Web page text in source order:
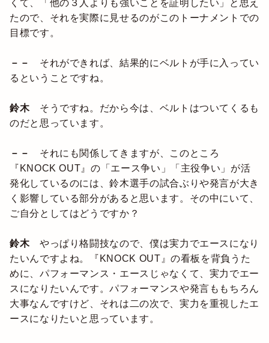
くて、「他の３人よりも強いことを証明したい」と思え
たので、それを実際に見せるのがこのトーナメントでの
目標です。
－－ それができれば、結果的にベルトが手に入ってい
るということですね。
鈴木そうですね。だから今は、ベルトはついてくるも
のだと思っています。
－－ それにも関係してきますが、このところ
『KNOCK OUT』の「エース争い」「主役争い」が活
発化しているのには、鈴木選手の試合ぶりや発言が大き
く影響している部分があると思います。その中にいて、
ご自分としてはどうですか？
鈴木やっぱり格闘技なので、僕は実力でエースになり
たいんですよね。『KNOCK OUT』の看板を背負うた
めに、パフォーマンス・エースじゃなくて、実力でエー
スになりたいんです。パフォーマンスや発言ももちろん
大事なんですけど、それは二の次で、実力を重視したエ
ースになりたいと思っています。